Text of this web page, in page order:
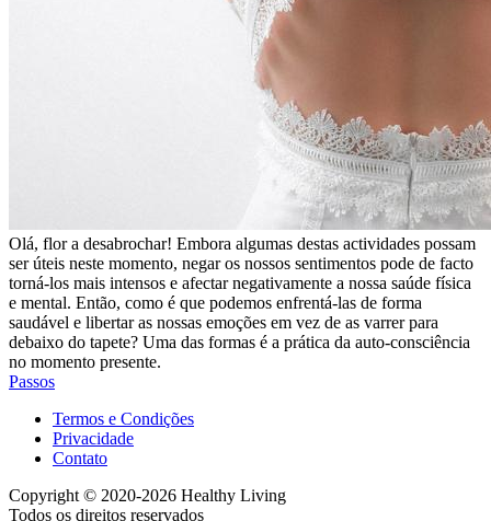
Olá, flor a desabrochar! Embora algumas destas actividades possam
ser úteis neste momento, negar os nossos sentimentos pode de facto
torná-los mais intensos e afectar negativamente a nossa saúde física
e mental. Então, como é que podemos enfrentá-las de forma
saudável e libertar as nossas emoções em vez de as varrer para
debaixo do tapete? Uma das formas é a prática da auto-consciência
no momento presente.
Passos
Termos e Condições
Privacidade
Contato
Copyright © 2020-2026 Healthy Living
Todos os direitos reservados